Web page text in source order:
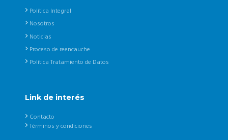
Política Integral
Nosotros
Noticias
Proceso de reencauche
Política Tratamiento de Datos
Link de interés
Contacto
Términos y condiciones